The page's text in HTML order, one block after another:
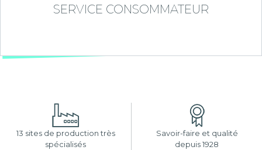
SERVICE CONSOMMATEUR
13 sites de production très
spécialisés
Savoir-faire et qualité
depuis 1928